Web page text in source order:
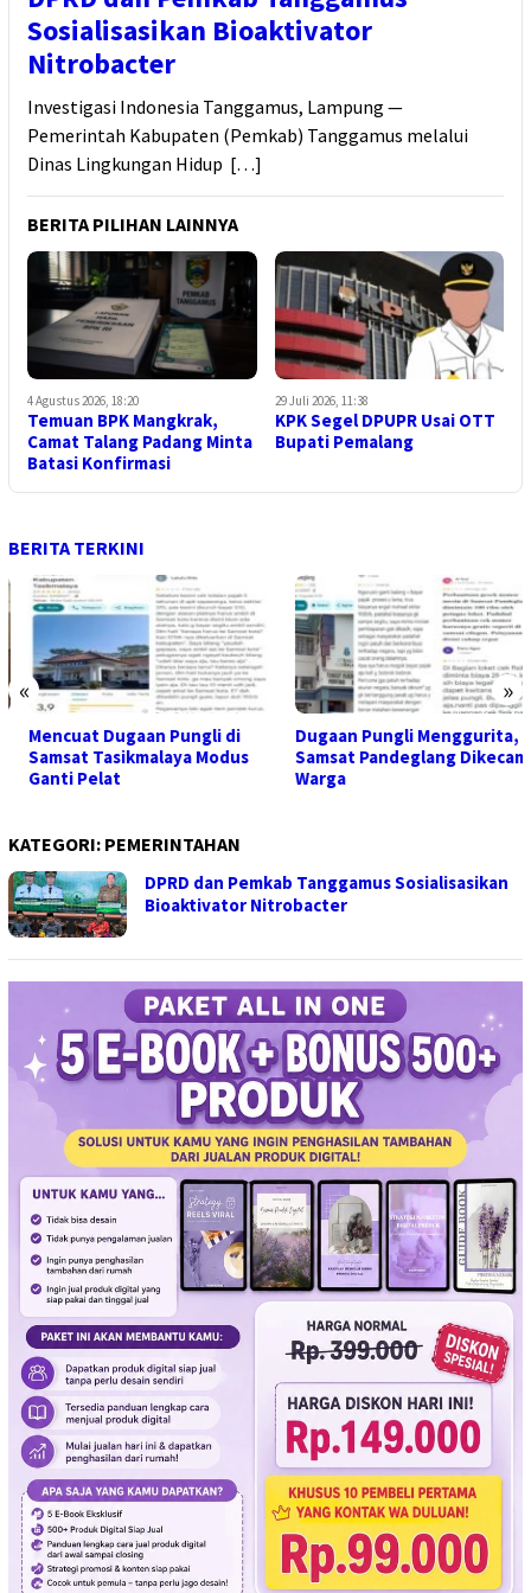
Sosialisasikan Bioaktivator
Nitrobacter
Investigasi Indonesia Tanggamus, Lampung —
Pemerintah Kabupaten (Pemkab) Tanggamus melalui
Dinas Lingkungan Hidup […]
BERITA PILIHAN LAINNYA
4 Agustus 2026, 18:20
Temuan BPK Mangkrak,
Camat Talang Padang Minta
Batasi Konfirmasi
29 Juli 2026, 11:38
KPK Segel DPUPR Usai OTT
Bupati Pemalang
BERITA TERKINI
« »
Mencuat Dugaan Pungli di
Samsat Tasikmalaya Modus
Ganti Pelat
Dugaan Pungli Menggurita,
Samsat Pandeglang Dikecam
Warga
KATEGORI: PEMERINTAHAN
DPRD dan Pemkab Tanggamus Sosialisasikan
Bioaktivator Nitrobacter